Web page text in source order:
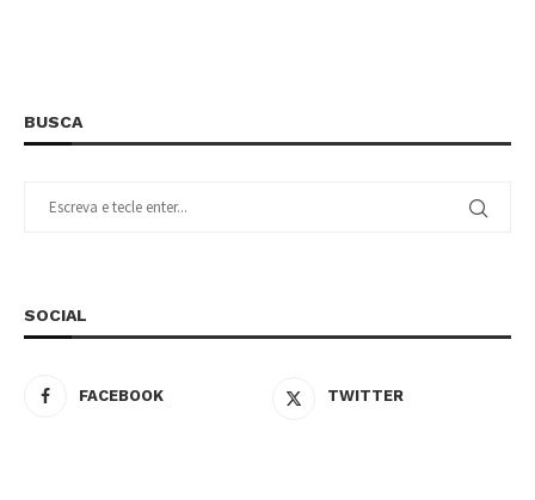
BUSCA
SOCIAL
FACEBOOK TWITTER